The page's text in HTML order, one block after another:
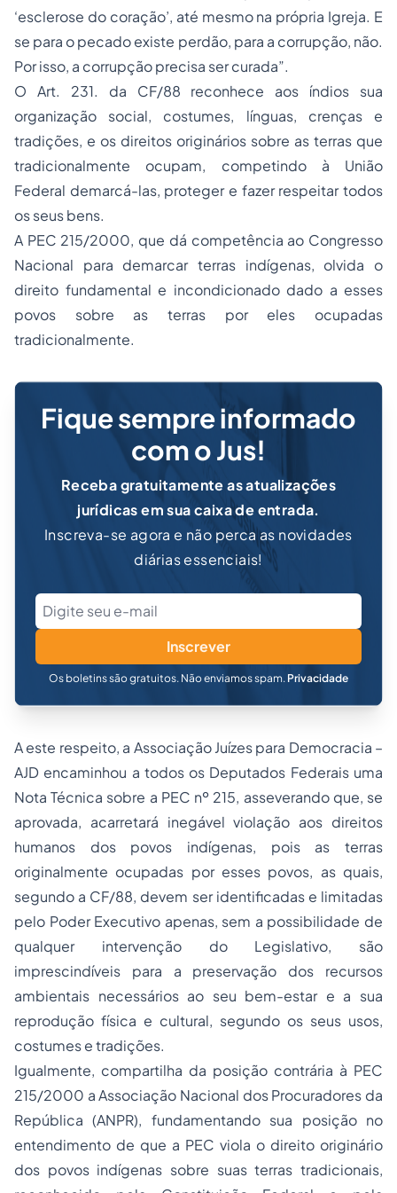
‘esclerose do coração’, até mesmo na própria Igreja. E
se para o pecado existe perdão, para a corrupção, não.
Por isso, a corrupção precisa ser curada”.
O Art. 231. da CF/88 reconhece aos índios sua
organização social, costumes, línguas, crenças e
tradições, e os direitos originários sobre as terras que
tradicionalmente ocupam, competindo à União
Federal demarcá-las, proteger e fazer respeitar todos
os seus bens.
A PEC 215/2000, que dá competência ao Congresso
Nacional para demarcar terras indígenas, olvida o
direito fundamental e incondicionado dado a esses
povos sobre as terras por eles ocupadas
tradicionalmente.
Fique sempre informado
com o Jus!
Receba gratuitamente as atualizações
jurídicas em sua caixa de entrada.
Inscreva-se agora e não perca as novidades
diárias essenciais!
Inscrever
Os boletins são gratuitos. Não enviamos spam. Privacidade
A este respeito, a Associação Juízes para Democracia –
AJD encaminhou a todos os Deputados Federais uma
Nota Técnica sobre a PEC nº 215, asseverando que, se
aprovada, acarretará inegável violação aos direitos
humanos dos povos indígenas, pois as terras
originalmente ocupadas por esses povos, as quais,
segundo a CF/88, devem ser identificadas e limitadas
pelo Poder Executivo apenas, sem a possibilidade de
qualquer intervenção do Legislativo, são
imprescindíveis para a preservação dos recursos
ambientais necessários ao seu bem-estar e a sua
reprodução física e cultural, segundo os seus usos,
costumes e tradições.
Igualmente, compartilha da posição contrária à PEC
215/2000 a Associação Nacional dos Procuradores da
República (ANPR), fundamentando sua posição no
entendimento de que a PEC viola o direito originário
dos povos indígenas sobre suas terras tradicionais,